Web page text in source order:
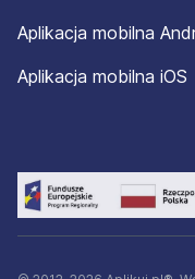
Aplikacja mobilna
Aplikacja mobilna iOS